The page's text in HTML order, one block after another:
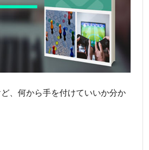
、何から手を付けていいか分か